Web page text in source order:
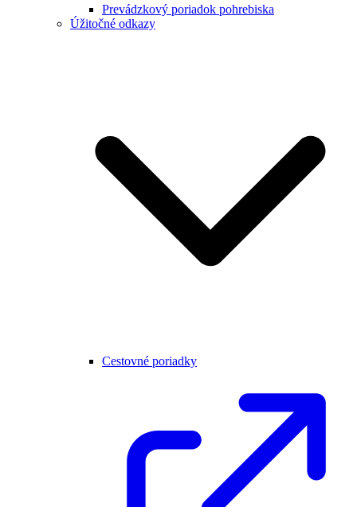
Prevádzkový poriadok pohrebiska
Úžitočné odkazy
Cestovné poriadky